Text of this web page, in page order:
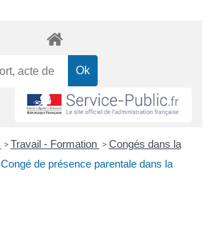
> Travail - Formation > Congés dans la
Congé de présence parentale dans la